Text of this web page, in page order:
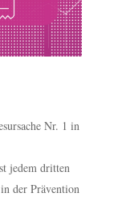
Nr. 1 in
jedem dritten
der Prävention